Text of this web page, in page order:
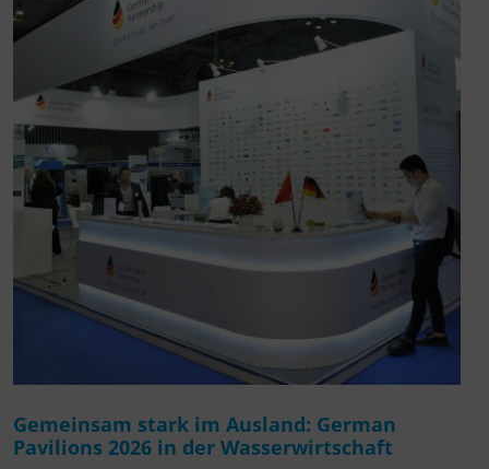
Gemeinsam stark im Ausland: German
Pavilions 2026 in der Wasserwirtschaft